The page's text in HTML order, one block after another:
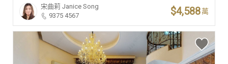
宋曲莉 Janice Song
9375 4567
$4,588萬